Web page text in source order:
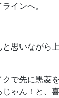
インへ。
思いながら
で先に黒菱
ゃん！と、